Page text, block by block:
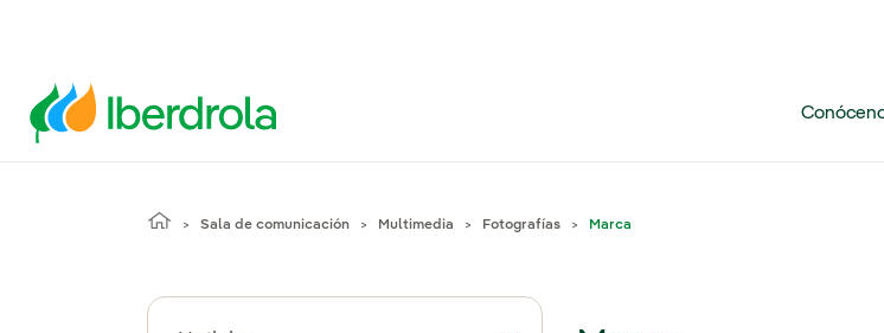
Sala de comunicación Multimedia Fotografías Marca